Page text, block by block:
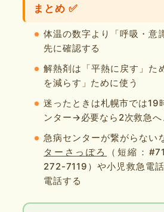
まとめ ✅
体温の数字より「呼吸・意
先に確認する
解熱剤は「平熱に戻す」た
を減らす」ために使う
迷ったときは札幌市では19
ンター→必要なら2次救急へ
急病センターが繋がらない
ターさっぽろ
（短縮：
272-7119）や小児救急電
電話する